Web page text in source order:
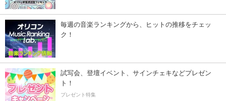
毎週の音楽ランキングから、ヒットの推移をチェッ
ク！
試写会、登壇イベント、サインチェキなどプレゼン
ト！
プレゼント特集